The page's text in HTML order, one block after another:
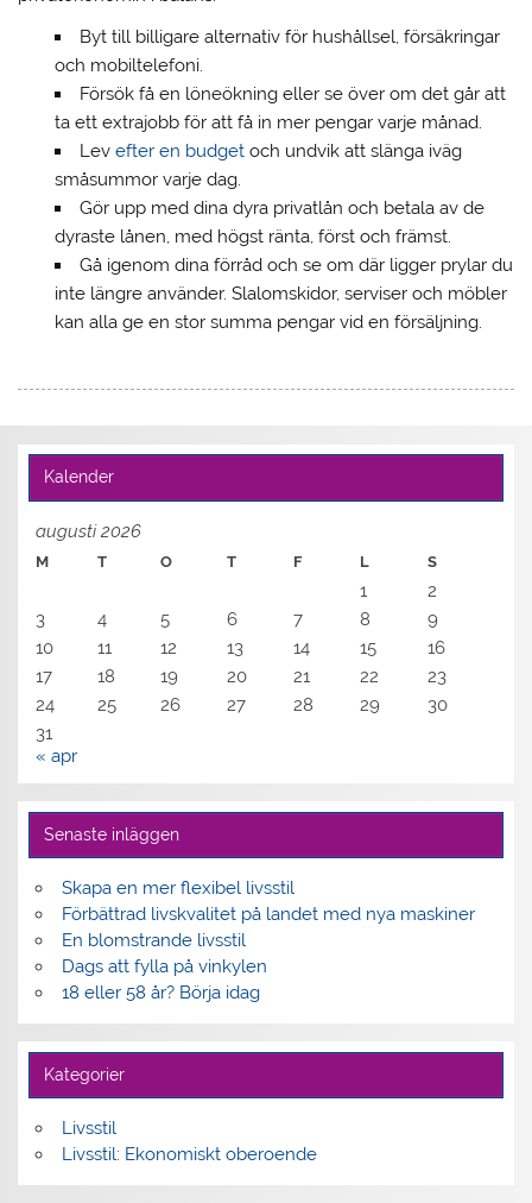
Byt till billigare alternativ för hushållsel, försäkringar
och mobiltelefoni.
Försök få en löneökning eller se över om det går att
ta ett extrajobb för att få in mer pengar varje månad.
Lev efter en budgetoch undvik att slänga iväg
småsummor varje dag.
Gör upp med dina dyra privatlån och betala av de
dyraste lånen, med högst ränta, först och främst.
Gå igenom dina förråd och se om där ligger prylar du
inte längre använder. Slalomskidor, serviser och möbler
kan alla ge en stor summa pengar vid en försäljning.
Kalender
augusti 2026
M T O T F L S
1
2
3
4 5 6 7 8
9
10
11 12 13 14 15
16
17
18 19 20 21 22
23
24
25 26 27 28 29
30
31
« apr
Senaste inläggen
Skapa en mer flexibel livsstil
Förbättrad livskvalitet på landet med nya maskiner
En blomstrande livsstil
Dags att fylla på vinkylen
18 eller 58 år? Börja idag
Kategorier
Livsstil
Livsstil: Ekonomiskt oberoende